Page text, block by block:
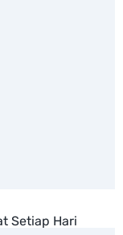
Setiap Hari